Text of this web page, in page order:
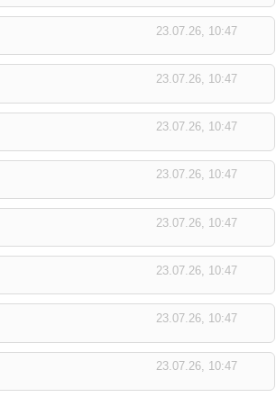
23.07.26, 10:47
23.07.26, 10:47
23.07.26, 10:47
23.07.26, 10:47
23.07.26, 10:47
23.07.26, 10:47
23.07.26, 10:47
23.07.26, 10:47